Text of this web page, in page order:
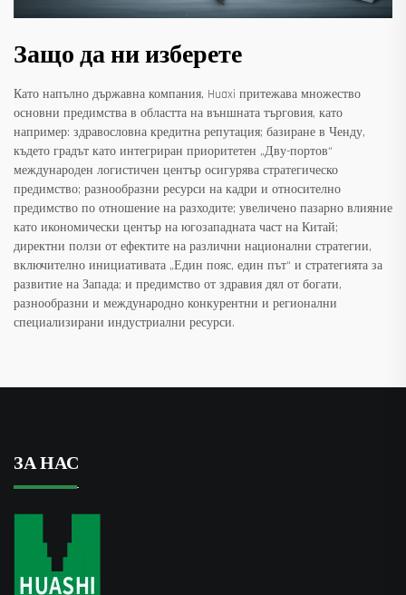
Защо да ни изберете
Като напълно държавна компания, Huaxi притежава множество
основни предимства в областта на външната търговия, като
например: здравословна кредитна репутация; базиране в Ченду,
където градът като интегриран приоритетен „Дву-портов“
международен логистичен център осигурява стратегическо
предимство; разнообразни ресурси на кадри и относително
предимство по отношение на разходите; увеличено пазарно влияние
като икономически център на югозападната част на Китай;
директни ползи от ефектите на различни национални стратегии,
включително инициативата „Един пояс, един път“ и стратегията за
развитие на Запада; и предимство от здравия дял от богати,
разнообразни и международно конкурентни и регионални
специализирани индустриални ресурси.
ЗА НАС